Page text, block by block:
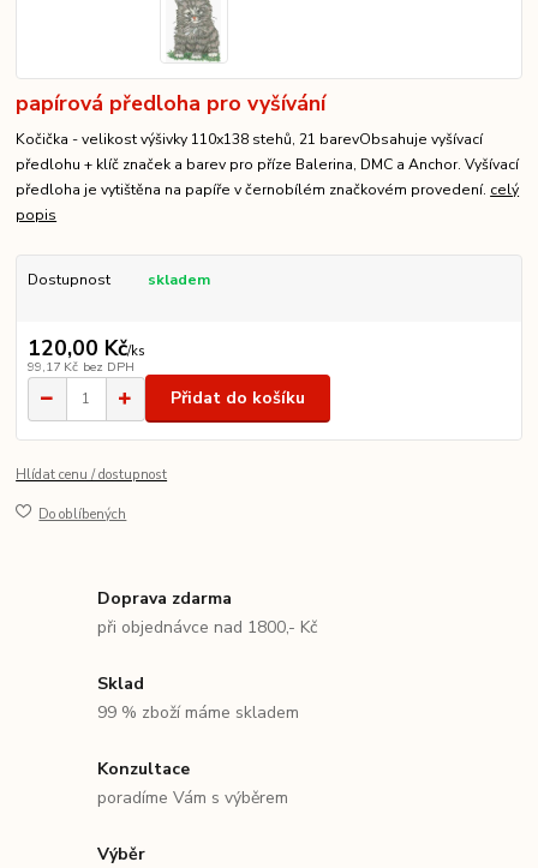
papírová předloha pro vyšívání
Kočička - velikost výšivky 110x138 stehů, 21 barevObsahuje vyšívací
předlohu + klíč značek a barev pro příze Balerina, DMC a Anchor. Vyšívací
předloha je vytištěna na papíře v černobílém značkovém provedení. celý
popis
Dostupnost skladem
120,00 Kč/ks
99,17 Kč bez DPH
Přidat do košíku
Hlídat cenu / dostupnost
Do oblíbených
Doprava zdarma
při objednávce nad 1800,- Kč
Sklad
99 % zboží máme skladem
Konzultace
poradíme Vám s výběrem
Výběr